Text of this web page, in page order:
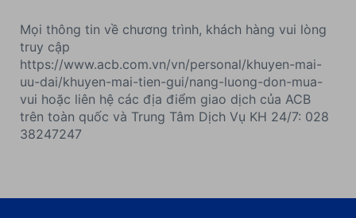
Mọi thông tin về chương trình, khách hàng vui lòng
truy cập
https://www.acb.com.vn/vn/personal/khuyen-mai-
uu-dai/khuyen-mai-tien-gui/nang-luong-don-mua-
vui hoặc liên hệ các địa điểm giao dịch của ACB
trên toàn quốc và Trung Tâm Dịch Vụ KH 24/7: 028
38247247